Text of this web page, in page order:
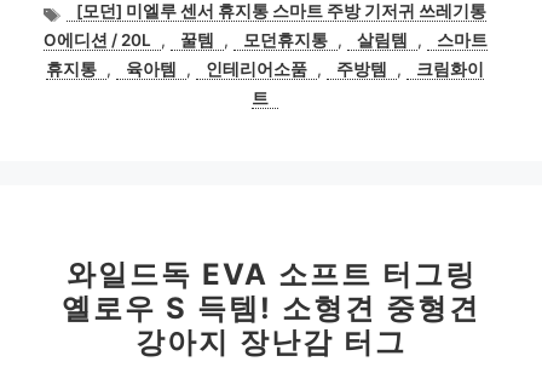
태
그
[모던] 미엘루 센서 휴지통 스마트 주방 기저귀 쓰레기통
O에디션 / 20L
, 꿀템 , 모던휴지통 , 살림템 ,
스마트
휴지통 , 육아템 , 인테리어소품 , 주방템 ,
크림화이
트
와일드독 EVA 소프트 터그링
옐로우 S 득템! 소형견 중형견
강아지 장난감 터그